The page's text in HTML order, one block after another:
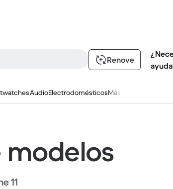
Renove
AudioElectrodomésticosMás
11